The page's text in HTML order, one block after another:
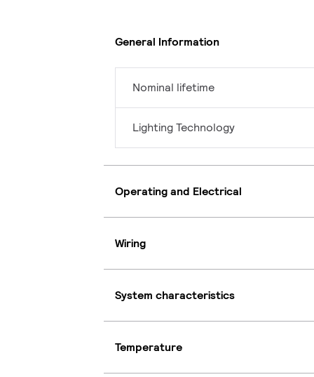
General Information
Nominal lifetime
Lighting Technology
Operating and Electrical
Wiring
System characteristics
Temperature